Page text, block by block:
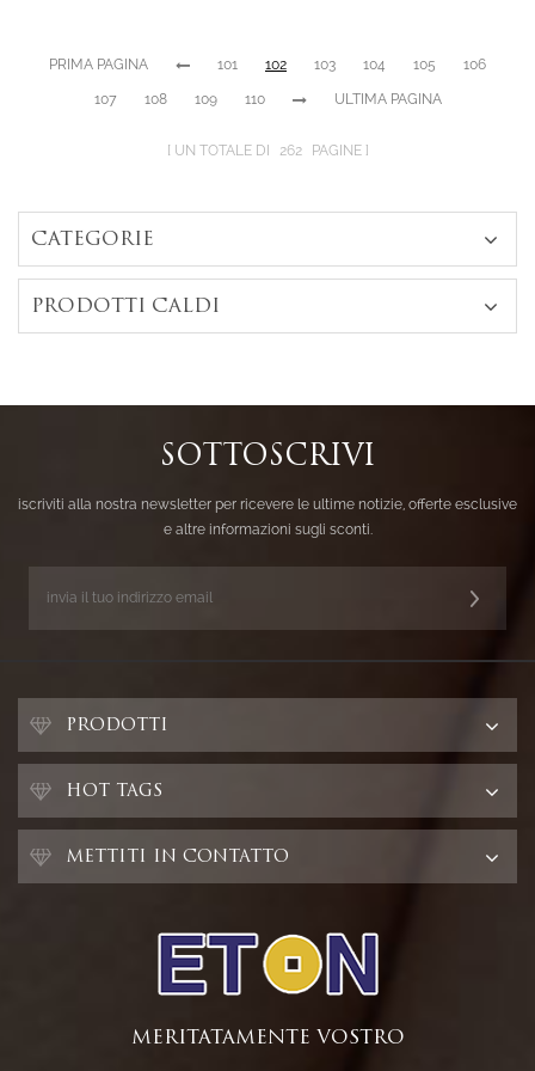
laboratorio
PRIMA PAGINA 101 102 103 104 105 106
107 108 109 110 ULTIMA PAGINA
UN TOTALE DI 262 PAGINE
CATEGORIE
PRODOTTI CALDI
SOTTOSCRIVI
iscriviti alla nostra newsletter per ricevere le ultime notizie, offerte esclusive
e altre informazioni sugli sconti.
PRODOTTI
HOT TAGS
METTITI IN CONTATTO
MERITATAMENTE VOSTRO